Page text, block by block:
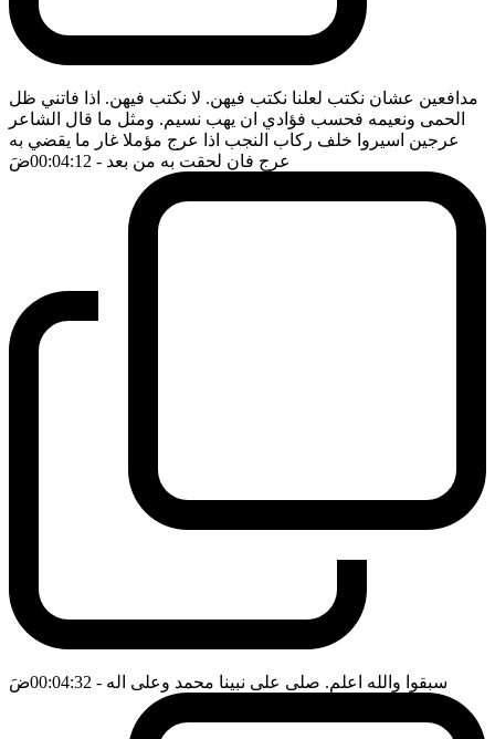
مدافعين عشان نكتب لعلنا نكتب فيهن. لا نكتب فيهن. اذا فاتني ظل
الحمى ونعيمه فحسب فؤادي ان يهب نسيم. ومثل ما قال الشاعر
عرجين اسيروا خلف ركاب النجب اذا عرج مؤملا غار ما يقضي به
عرج فان لحقت به من بعد - 00:04:12 ضَ
سبقوا والله اعلم. صلى على نبينا محمد وعلى اله - 00:04:32 ضَ